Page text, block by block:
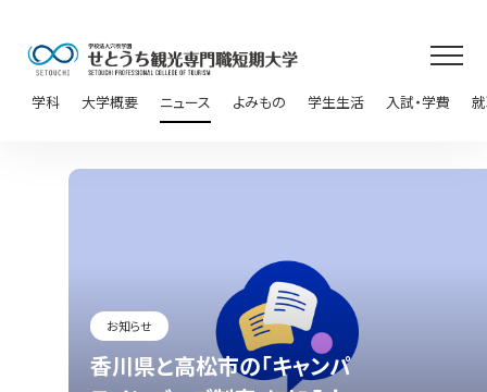
学科 大学概要 ニュース よみもの 学生生活 入試・学費
お知らせ
香川県と高松市の「キャンパ